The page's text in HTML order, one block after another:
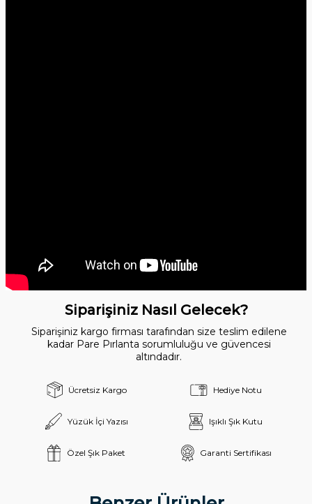
Siparişiniz Nasıl Gelecek?
Siparişiniz kargo firması tarafından size teslim edilene
kadar Pare Pırlanta sorumluluğu ve güvencesi
altındadır.
Ücretsiz Kargo Hediye Notu
Yüzük İçi Yazısı Işıklı Şık Kutu
Özel Şık Paket Garanti Sertifikası